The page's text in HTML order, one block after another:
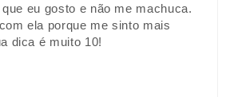
eu gosto e não me machuca.
ela porque me sinto mais
dica é muito 10!